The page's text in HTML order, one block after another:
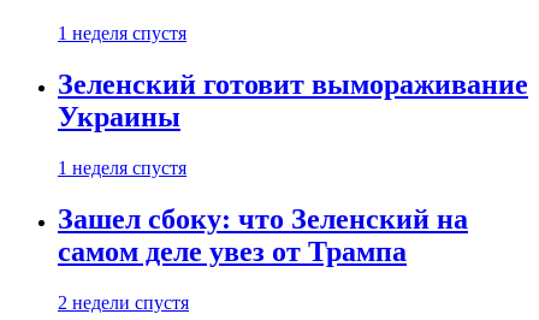
1 неделя спустя
Зеленский готовит вымораживание
Украины
1 неделя спустя
Зашел сбоку: что Зеленский на
самом деле увез от Трампа
2 недели спустя